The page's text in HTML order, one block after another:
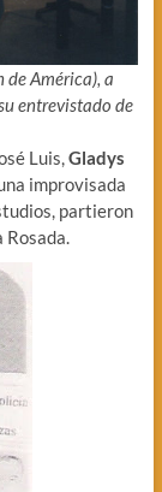
de América), a
entrevistado de
Luis, Gladys
improvisada
partieron